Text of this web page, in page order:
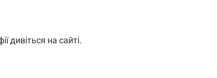
дивіться на сайті.